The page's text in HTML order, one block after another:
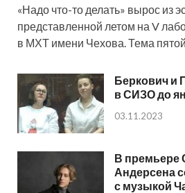
«Надо что-то делать» вырос из
представленной летом на V
в МХТ имени Чехова. Тема
Беркович и
в СИЗО до
03.11.2023
В премьере
Андерсена
с музыкой